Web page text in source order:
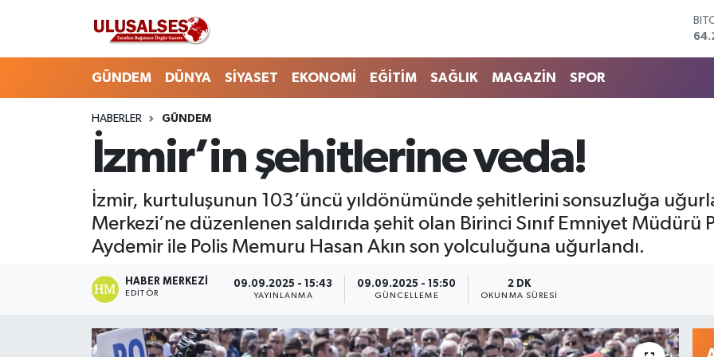
GÜNDEM DÜNYA SİYASET EKONOMİ EĞİTİM SAĞLIK MAGAZİN SPOR
HABERLER GÜNDEM
İzmir’in şehitlerine veda!
İzmir, kurtuluşunun 103’üncü yıldönümünde şehitlerini sonsuzluğa
Merkezi’ne düzenlenen saldırıda şehit olan Birinci Sınıf Emniyet Müdürü
Aydemir ile Polis Memuru Hasan Akın son yolculuğuna uğurlandı.
HABER MERKEZI
EDITÖR
09.09.2025 - 15:43
YAYINLANMA
09.09.2025 - 15:50
GÜNCELLEME
2 DK
OKUNMA SÜRESI
GÜNDEM
DÜNYA
SİYASET
MAGAZİN
Hava Durumu
Trafik Durumu
Süper Lig Puan Durumu ve Fikstür
Son Dakika Haberleri